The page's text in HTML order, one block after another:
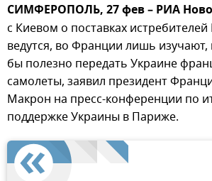
СИМФЕРОПОЛЬ, 27 фев – РИА
с Киевом о поставках
ведутся, во Франции лишь изучают,
бы полезно передать Украине
самолеты, заявил президент
Макрон на пресс-конференции по
поддержке Украины в Париже.